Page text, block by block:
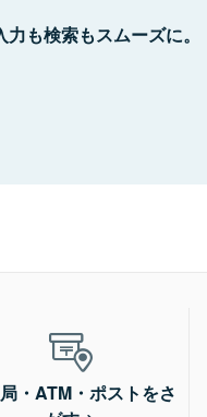
も検索もスムーズに。
・ATM・ポストをさ